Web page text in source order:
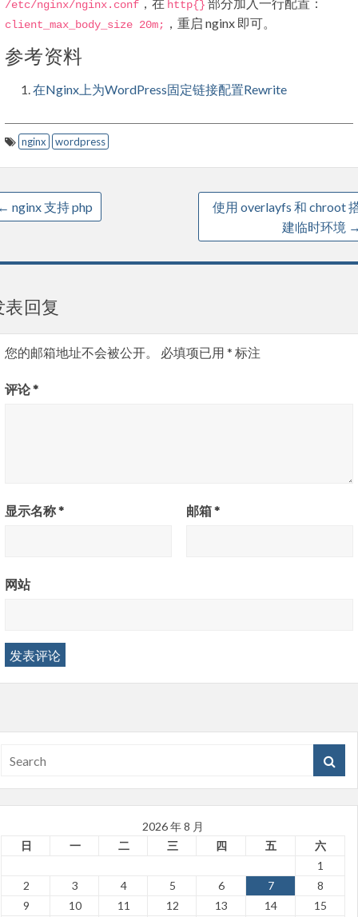
/etc/nginx/nginx. conf http{}
client_max_body_size 20m; ，重启 nginx 即可。
参考资料
在Nginx上为WordPress固定链接配置Rewrite
nginx wordpress
nginx 支持 php
使用 overlayfs 和 chroot
建临时环境
表回复
您的邮箱地址不会被公开。 必填项已用 * 标注
评论*
显示名称* 邮箱*
网站
2026 年 8 月
日
一 二 三 四 五
六
1
2
3 4 5 6 7
8
9
10 11 12 13 14
15